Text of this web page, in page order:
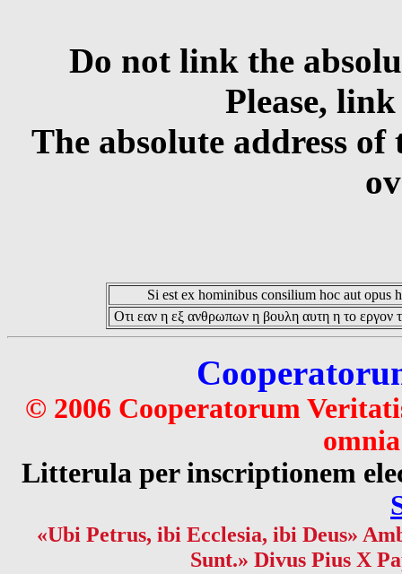
Do not link the
Please,
The absolute address
Si est ex hominibus consilium hoc aut opus
Οτι εαν η εξ ανθρωπων η βουλη αυτη η το εργον
© 2006 Cooperatorum
Litterula per inscriptionem
«Ubi Petrus, ibi Ecclesia, ibi Deus»
Sunt.» Divus Pius X